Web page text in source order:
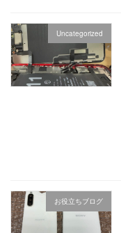
Uncategorized
お役立ちブログ